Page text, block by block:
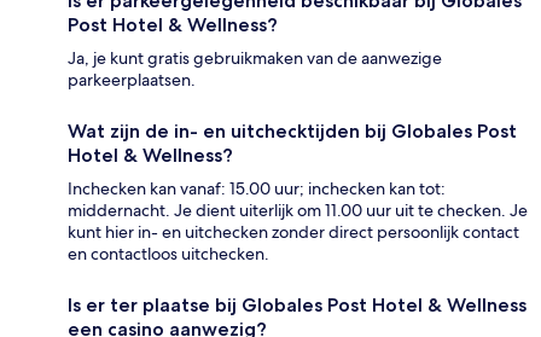
Post Hotel & Wellness?
Ja, je kunt gratis gebruikmaken van de aanwezige
parkeerplaatsen.
Wat zijn de in- en uitchecktijden bij Globales Post
Hotel & Wellness?
Inchecken kan vanaf: 15.00 uur; inchecken kan tot:
middernacht. Je dient uiterlijk om 11.00 uur uit te checken. Je
kunt hier in- en uitchecken zonder direct persoonlijk contact
en contactloos uitchecken.
Is er ter plaatse bij Globales Post Hotel & Wellness
een casino aanwezig?